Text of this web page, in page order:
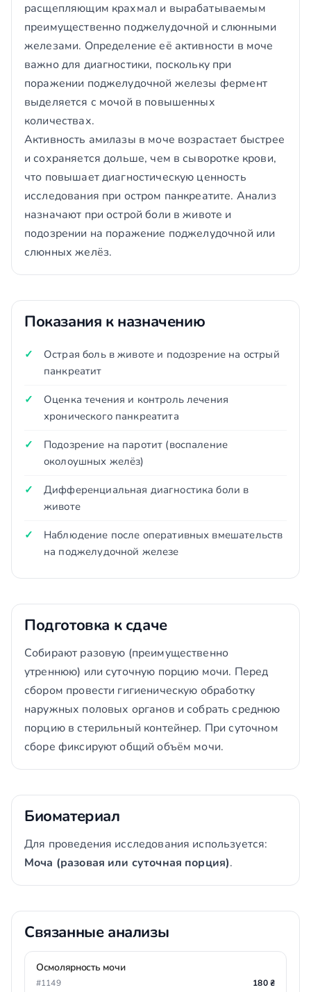
расщепляющим крахмал и вырабатываемым
преимущественно поджелудочной и слюнными
железами. Определение её активности в моче
важно для диагностики, поскольку при
поражении поджелудочной железы фермент
выделяется с мочой в повышенных
количествах.
Активность амилазы в моче возрастает быстрее
и сохраняется дольше, чем в сыворотке крови,
что повышает диагностическую ценность
исследования при остром панкреатите. Анализ
назначают при острой боли в животе и
подозрении на поражение поджелудочной или
слюнных желёз.
Показания к назначению
Острая боль в животе и подозрение на острый
панкреатит
Оценка течения и контроль лечения
хронического панкреатита
Подозрение на паротит (воспаление
околоушных желёз)
Дифференциальная диагностика боли в
животе
Наблюдение после оперативных вмешательств
на поджелудочной железе
Подготовка к сдаче
Собирают разовую (преимущественно
утреннюю) или суточную порцию мочи. Перед
сбором провести гигиеническую обработку
наружных половых органов и собрать среднюю
порцию в стерильный контейнер. При суточном
сборе фиксируют общий объём мочи.
Биоматериал
Для проведения исследования используется:
Моча (разовая или суточная порция).
Связанные анализы
Осмолярность мочи
#1149 180 ₴